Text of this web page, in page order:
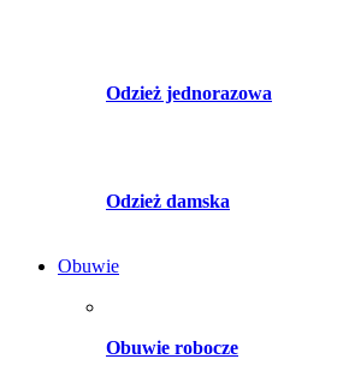
Odzież jednorazowa
Odzież damska
Obuwie
Obuwie robocze